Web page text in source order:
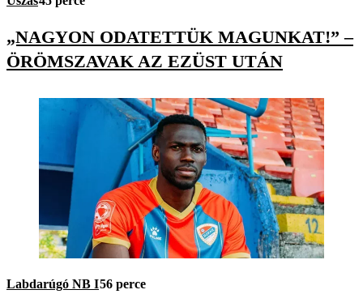
„NAGYON ODATETTÜK MAGUNKAT!” –
ÖRÖMSZAVAK AZ EZÜST UTÁN
Labdarúgó NB I56 perce